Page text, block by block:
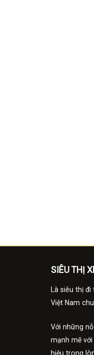
SIÊU THỊ
Là siêu thị
Việt Nam
Với những
mạnh mẽ
hiệu trong